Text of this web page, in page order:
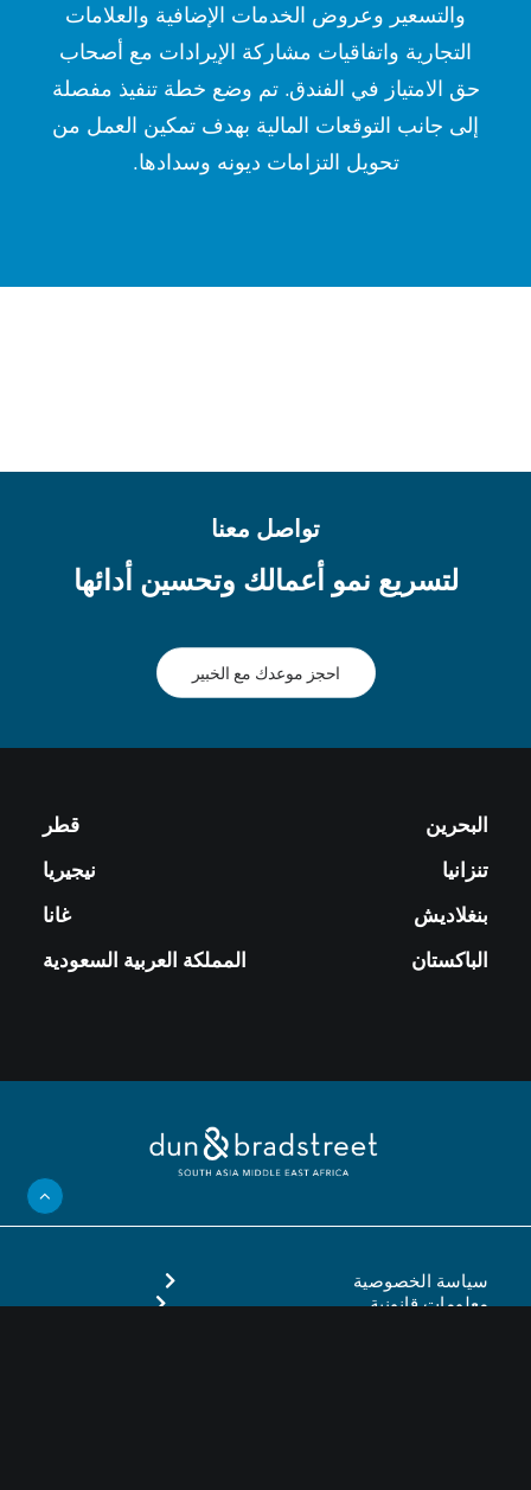
والتسعير وعروض الخدمات الإضافية والعلامات
التجارية واتفاقيات مشاركة الإيرادات مع أصحاب
حق الامتياز في الفندق. تم وضع خطة تنفيذ مفصلة
إلى جانب التوقعات المالية بهدف تمكين العمل من
تحويل التزامات ديونه وسدادها.
تواصل معنا
لتسريع نمو أعمالك وتحسين أدائها
احجز موعدك مع الخبير
البحرين
تنزانيا
بنغلاديش
الباكستان
قطر
نيجيريا
غانا
المملكة العربية السعودية
سياسة الخصوصية
معلومات قانونية